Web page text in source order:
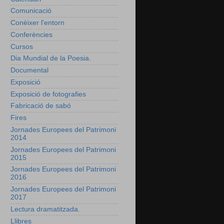
Comunicació
Conèixer l'entorn
Conferències
Cursos
Dia Mundial de la Poesia.
Documental
Exposició
Exposició de fotografies
Fabricació de sabó
Fires
Jornades Europees del Patrimoni
2014
Jornades Europees del Patrimoni
2015
Jornades Europees del Patrimoni
2016
Jornades Europees del Patrimoni
2017
Lectura dramatitzada.
Llibres